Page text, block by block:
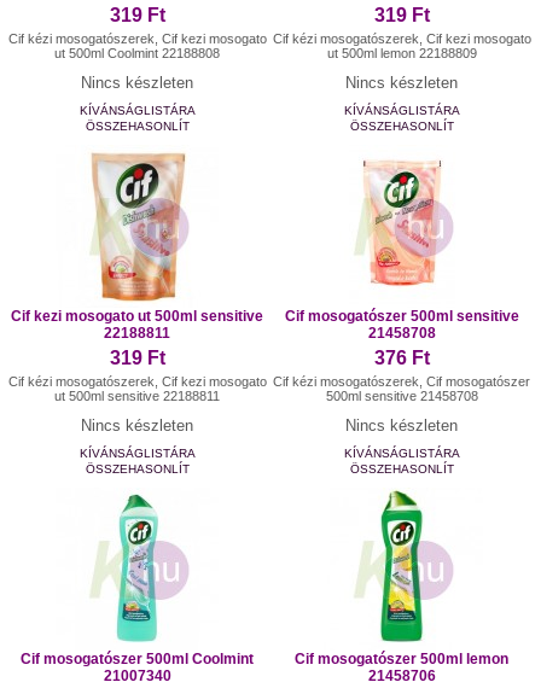
319 Ft
Cif kézi mosogatószerek, Cif kezi mosogato
ut 500ml Coolmint 22188808
Nincs készleten
KÍVÁNSÁGLISTÁRA
ÖSSZEHASONLÍT
319 Ft
Cif kézi mosogatószerek, Cif kezi mosogato
ut 500ml lemon 22188809
Nincs készleten
KÍVÁNSÁGLISTÁRA
ÖSSZEHASONLÍT
Cif kezi mosogato ut 500ml sensitive
22188811
319 Ft
Cif kézi mosogatószerek, Cif kezi mosogato
ut 500ml sensitive 22188811
Nincs készleten
KÍVÁNSÁGLISTÁRA
ÖSSZEHASONLÍT
Cif mosogatószer 500ml sensitive
21458708
376 Ft
Cif kézi mosogatószerek, Cif mosogatószer
500ml sensitive 21458708
Nincs készleten
KÍVÁNSÁGLISTÁRA
ÖSSZEHASONLÍT
Cif mosogatószer 500ml Coolmint
21007340
Cif mosogatószer 500ml lemon
21458706